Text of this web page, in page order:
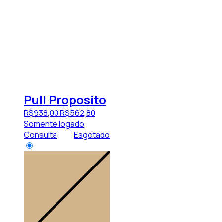
Pull Proposito
R$938,00R$562,80
Somente logado
Consulta
Esgotado